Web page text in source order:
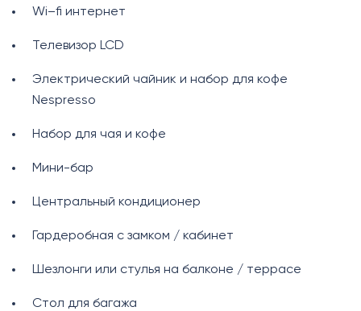
Wi–fi интернет
Телевизор LCD
Электрический чайник и набор для кофе
Nespresso
Набор для чая и кофе
Мини-бар
Центральный кондиционер
Гардеробная с замком / кабинет
Шезлонги или стулья на балконе / террасе
Стол для багажа